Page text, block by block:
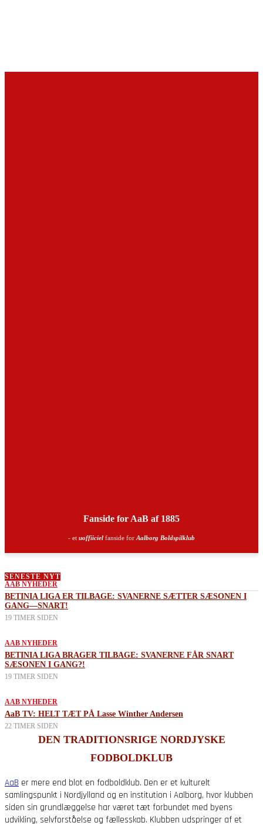
Fanside for AaB af 1885
- et uoffiiciel fanside for Aalborg Boldspilklub
SENESTE NYT
AAB NYHEDER
BETINIA LIGA ER TILBAGE: SVANERNE SÆTTER SÆSONEN I
GANG—SNART!
19 TIMER SIDEN
AAB NYHEDER
BETINIA LIGA BRAGER TILBAGE: SVANERNE FÅR SNART
SÆSONEN I GANG?!
19 TIMER SIDEN
AAB NYHEDER
AaB TV: HELT TÆT PÅ Lasse Winther Andersen
22 TIMER SIDEN
DEN TRADITIONSRIGE NORDJYSKE
FODBOLDKLUB
AaB er mere end blot en fodboldklub. Den er et kulturelt
samlingspunkt i Nordjylland og en institution i Aalborg, hvor klubben
siden sin grundlæggelse har været tæt forbundet med byens
udvikling, selvforståelse og fællesskab. Klubben udspringer af et